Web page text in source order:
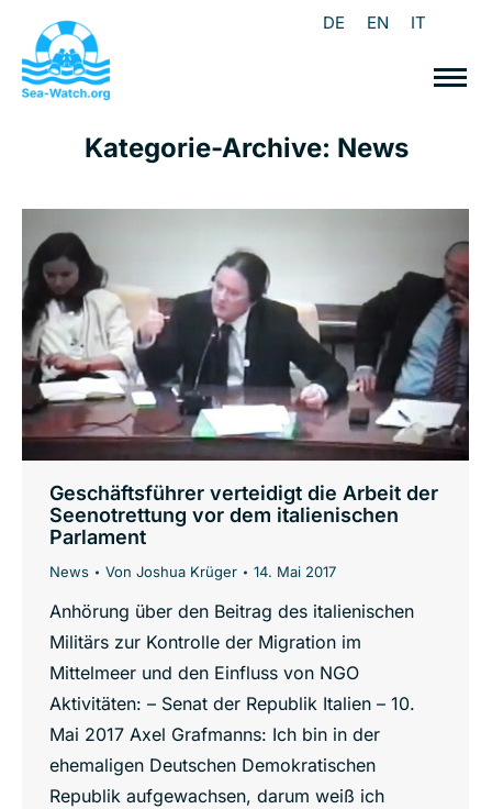
DE EN IT
Kategorie-Archive: News
Geschäftsführer verteidigt die Arbeit der
Seenotrettung vor dem italienischen
Parlament
News Von Joshua Krüger 14. Mai 2017
Anhörung über den Beitrag des italienischen
Militärs zur Kontrolle der Migration im
Mittelmeer und den Einfluss von NGO
Aktivitäten: – Senat der Republik Italien – 10.
Mai 2017 Axel Grafmanns: Ich bin in der
ehemaligen Deutschen Demokratischen
Republik aufgewachsen, darum weiß ich